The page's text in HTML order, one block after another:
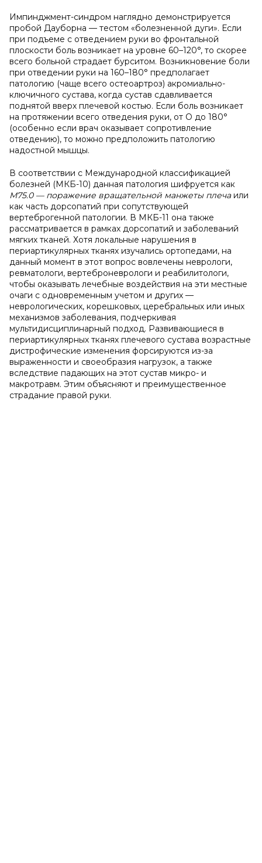
Импинджмент-синдром наглядно демонстрируется
пробой Дауборна — тестом «болезненной дуги». Если
при подъеме с отведением руки во фронтальной
плоскости боль возникает на уровне 60–120°, то скорее
всего больной страдает бурситом. Возникновение боли
при отведении руки на 160–180° предполагает
патологию (чаще всего остеоартроз) акромиально-
ключичного сустава, когда сустав сдавливается
поднятой вверх плечевой костью. Если боль возникает
на протяжении всего отведения руки, от О до 180°
(особенно если врач оказывает сопротивление
отведению), то можно предположить патологию
надостной мышцы.
В соответствии с Международной классификацией
болезней (МКБ-10) данная патология шифруется как
M75.0 — поражение вращательной манжеты плечаили
как часть дорсопатий при сопутствующей
вертеброгенной патологии. В МКБ-11 она также
рассматривается в рамках дорсопатий и заболеваний
мягких тканей. Хотя локальные нарушения в
периартикулярных тканях изучались ортопедами, на
данный момент в этот вопрос вовлечены неврологи,
ревматологи, вертеброневрологи и реабилитологи,
чтобы оказывать лечебные воздействия на эти местные
очаги с одновременным учетом и других —
неврологических, корешковых, церебральных или иных
механизмов заболевания, подчеркивая
мультидисциплинарный подход. Развивающиеся в
периартикулярных тканях плечевого сустава возрастные
дистрофические изменения форсируются из-за
выраженности и своеобразия нагрузок, а также
вследствие падающих на этот сустав микро- и
макротравм. Этим объясняют и преимущественное
страдание правой руки.